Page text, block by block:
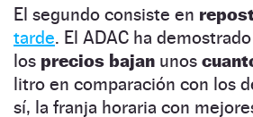
El segundo consiste en
tarde. El ADAC ha
los precios bajan unos
litro en comparación con los
sí, la franja horaria con